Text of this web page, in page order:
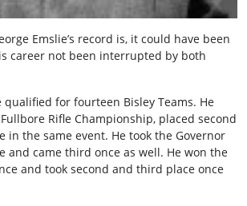
Emslie’s record is, it could have been
career not been interrupted by both
qualified for fourteen Bisley Teams. He
Rifle Championship, placed second
in the same event. He took the Governor
and came third once as well. He won the
and took second and third place once